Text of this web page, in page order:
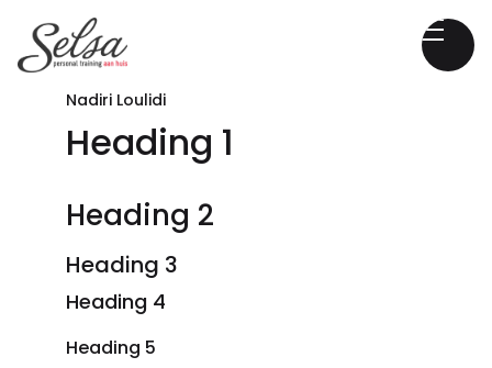
Nadiri Loulidi
Heading 1
Heading 2
Heading 3
Heading 4
Heading 5